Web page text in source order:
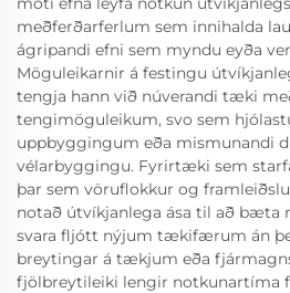
meðferðarferlum sem innihalda
ágripandi efni sem myndu eyða
Möguleikarnir á festingu
tengja hann við núverandi tæki
tengimöguleikum, svo sem
uppbyggingum eða mismunandi
vélarbyggingu. Fyrirtæki sem
þar sem vöruflokkur og
notað útvíkjanlega ása til að bæta
svara fljótt nýjum tækifærum án
breytingar á tækjum eða
fjölbreytileiki lengir notkunartíma